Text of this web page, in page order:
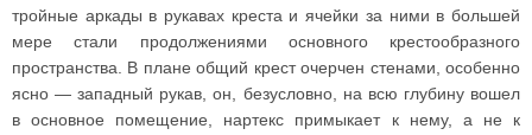
тройные аркады в рукавах креста и ячейки за ними в большей
мере стали продолжениями основного крестообразного
пространства. В плане общий крест очерчен стенами, особенно
ясно — западный рукав, он, безусловно, на всю глубину вошел
в основное помещение, нартекс примыкает к нему, а не к